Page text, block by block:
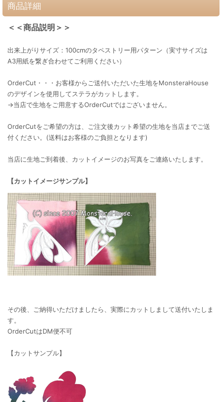
商品詳細
＜＜商品説明＞＞
出来上がりサイズ：100cmのタペストリー用パターン（実寸サイズは
A3用紙を繋ぎ合わせてご利用ください）
OrderCut・・・お客様からご送付いただいた生地をMonsteraHouse
のデザインを使用してステラがカットします。
→当店で生地をご用意するOrderCutではございません。
OrderCutをご希望の方は、ご注文後カット希望の生地を当店までご送
付ください。(送料はお客様のご負担となります)
当店に生地ご到着後、カットイメージのお写真をご連絡いたします。
【カットイメージサンプル】
その後、ご納得いただけましたら、実際にカットしまして送付いたしま
す。
OrderCutはDM便不可
【カットサンプル】